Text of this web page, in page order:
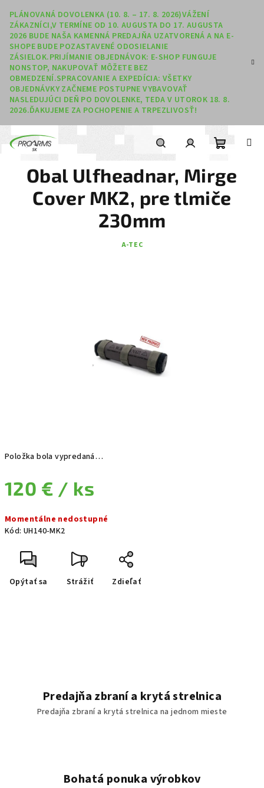
PLÁNOVANÁ DOVOLENKA (10. 8. – 17. 8. 2026)VÁŽENÍ
ZÁKAZNÍCI,V TERMÍNE OD 10. AUGUSTA DO 17. AUGUSTA
2026 BUDE NAŠA KAMENNÁ PREDAJŇA UZATVORENÁ A NA E-
SHOPE BUDE POZASTAVENÉ ODOSIELANIE
ZÁSIELOK.PRIJÍMANIE OBJEDNÁVOK: E-SHOP FUNGUJE
NONSTOP, NAKUPOVAŤ MÔŽETE BEZ
OBMEDZENÍ.SPRACOVANIE A EXPEDÍCIA: VŠETKY
OBJEDNÁVKY ZAČNEME POSTUPNE VYBAVOVAŤ
NASLEDUJÚCI DEŇ PO DOVOLENKE, TEDA V UTOROK 18. 8.
2026.ĎAKUJEME ZA POCHOPENIE A TRPEZLIVOSŤ!
Hľadať
Položka bola vypredaná…
120 € / ks
Momentálne nedostupné
Kód: UH140-MK2
Opýtať sa Strážiť Zdieľať
Obal Ulfheadnar, Mirge
Cover MK2, pre tlmiče
230mm
A-TEC
Predajňa zbraní a krytá strelnica
Predajňa zbraní a krytá strelnica na jednom mieste
Bohatá ponuka výrobkov